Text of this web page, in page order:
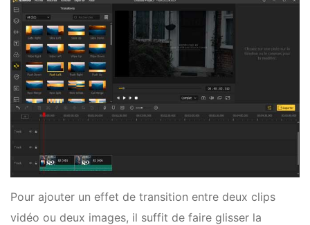
Pour ajouter un effet de transition entre deux clips
vidéo ou deux images, il suffit de faire glisser la